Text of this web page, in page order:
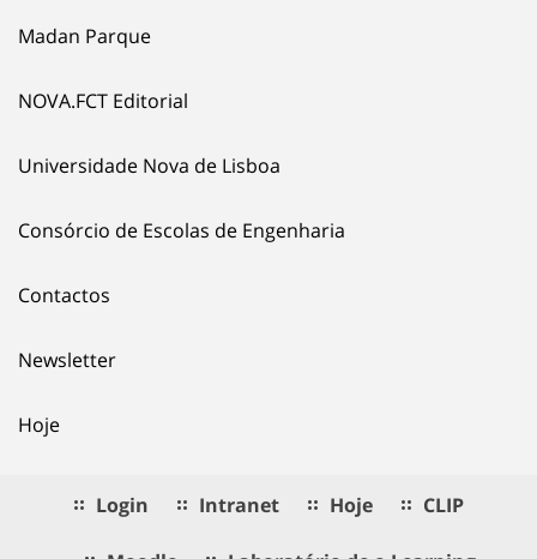
Madan Parque
NOVA.FCT Editorial
Universidade Nova de Lisboa
Consórcio de Escolas de Engenharia
Contactos
Newsletter
Hoje
Login Intranet Hoje CLIP